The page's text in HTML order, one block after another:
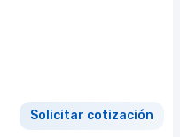
Solicitar cotización